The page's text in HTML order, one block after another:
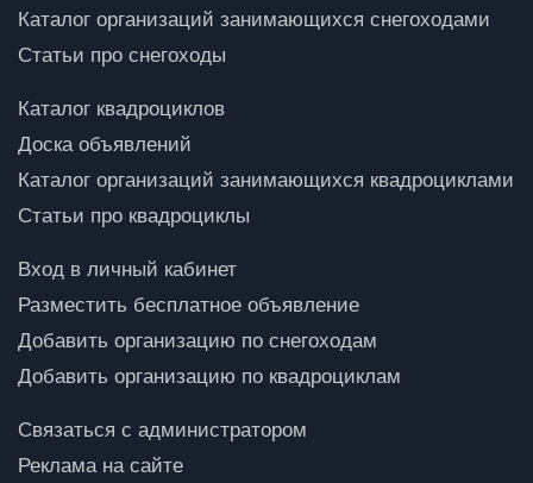
Каталог организаций занимающихся снегоходами
Статьи про снегоходы
Каталог квадроциклов
Доска объявлений
Каталог организаций занимающихся квадроциклами
Статьи про квадроциклы
Вход в личный кабинет
Разместить бесплатное объявление
Добавить организацию по снегоходам
Добавить организацию по квадроциклам
Связаться с администратором
Реклама на сайте